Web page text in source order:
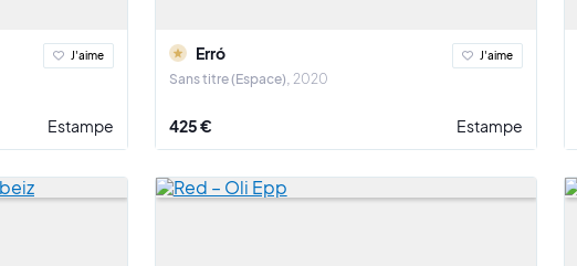
J'aime
Estampe
Erró
Sans titre (Espace) 2020
J'aime
425 € Estampe